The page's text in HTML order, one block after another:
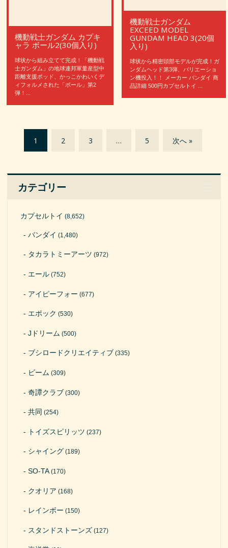
機動戦士ガンダム
EXCEED MODEL
GUNDAM HEAD 3(20個
入り)
球状から精密頭部モデルが完成！ガ
ンダムヘッド第3弾、バリエーショ
ン機投入！！ メーカー バンダイ 商
品詳細 500円カプセルトイ ...
機動戦士ガンダム カプキ
ャラ ボール2(30個入り)
球状から組み立てて完成！「機動戦
士ガンダム」の地球連邦軍量産型中
距離支援ポッド、かっこかわいくデ
ィフォルメされた「ボール」第2
弾！...
1 2 3 … 5 次へ »
カテゴリー
カプセルトイ (8,652)
バンダイ (1,480)
タカラトミーアーツ (972)
エール(752)
アイピーフォー (677)
エポック (530)
Jドリーム (500)
ブシロードクリエイティブ (335)
ビーム (309)
奇譚クラブ (300)
共同 (254)
トイズスピリッツ (237)
シャイング (189)
SO-TA(170)
クオリア (168)
レインボー (150)
スタンドストーンズ(127)